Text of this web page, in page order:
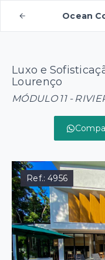
Ocean
Luxo e
Lourenço
MÓDULO 11 -
Ref.:4956